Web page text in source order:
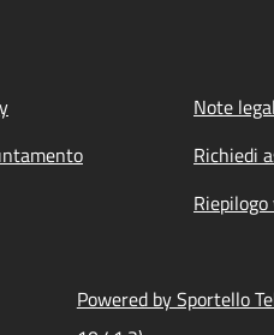
Note
Richiedi
Powered by Sportello